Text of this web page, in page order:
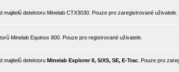
detektoru Minelab CTX3030. Pouze pro zaregistrované uživatele.
Minelab Equinox 800. Pouze pro registrované uživatele.
majitelů detektoru Minelab Explorer II, S/XS, SE, E-Trac . Pouze pro